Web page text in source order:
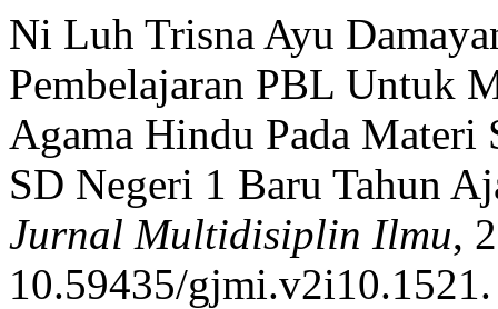
Ni Luh Trisna Ayu
Pembelajaran PBL Untuk
Agama Hindu Pada Materi
SD Negeri 1 Baru Tahun
Jurnal Multidisiplin Ilmu,
10.59435/gjmi.v2i10.1521.